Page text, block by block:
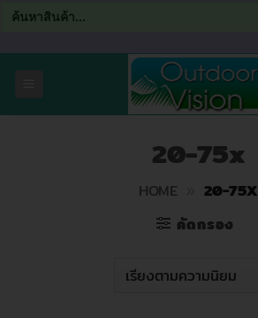
Search
for:
20-75x
HOME
20-75X
คัดกรอง